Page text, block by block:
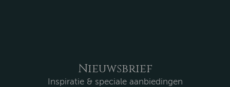
Nieuwsbrief
Inspiratie & speciale aanbiedingen